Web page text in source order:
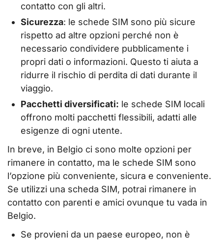
contatto con gli altri.
Sicurezza: le schede SIM sono più sicure
rispetto ad altre opzioni perché non è
necessario condividere pubblicamente i
propri dati o informazioni. Questo ti aiuta a
ridurre il rischio di perdita di dati durante il
viaggio.
Pacchetti diversificati: le schede SIM locali
offrono molti pacchetti flessibili, adatti alle
esigenze di ogni utente.
In breve, in Belgio ci sono molte opzioni per
rimanere in contatto, ma le schede SIM sono
l’opzione più conveniente, sicura e conveniente.
Se utilizzi una scheda SIM, potrai rimanere in
contatto con parenti e amici ovunque tu vada in
Belgio.
Se provieni da un paese europeo, non è